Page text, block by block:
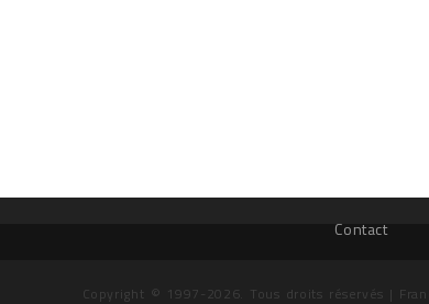
Contact
Copyright © 1997-2026. Tous droits réservés |